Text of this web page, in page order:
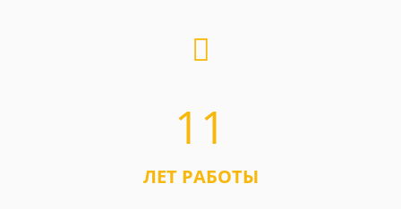
11
ЛЕТ РАБОТЫ